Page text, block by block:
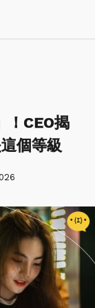
！CEO揭
個等級